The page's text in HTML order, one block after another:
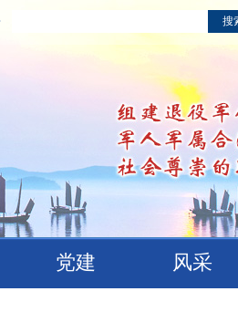
党建 风采